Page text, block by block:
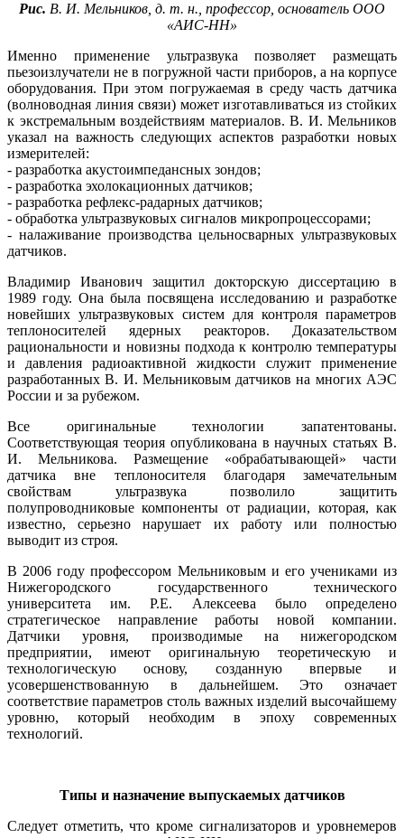
Рис. В. И. Мельников, д. т. н., профессор, основатель ООО
«АИС-НН»
Именно применение ультразвука позволяет размещать
пьезоизлучатели не в погружной части приборов, а на корпусе
оборудования. При этом погружаемая в среду часть датчика
(волноводная линия связи) может изготавливаться из стойких
к экстремальным воздействиям материалов. В. И. Мельников
указал на важность следующих аспектов разработки новых
измерителей:
- разработка акустоимпедансных зондов;
- разработка эхолокационных датчиков;
- разработка рефлекс-радарных датчиков;
- обработка ультразвуковых сигналов микропроцессорами;
- налаживание производства цельносварных ультразвуковых
датчиков.
Владимир Иванович защитил докторскую диссертацию в
1989 году. Она была посвящена исследованию и разработке
новейших ультразвуковых систем для контроля параметров
теплоносителей ядерных реакторов. Доказательством
рациональности и новизны подхода к контролю температуры
и давления радиоактивной жидкости служит применение
разработанных В. И. Мельниковым датчиков на многих АЭС
России и за рубежом.
Все оригинальные технологии запатентованы.
Соответствующая теория опубликована в научных статьях В.
И. Мельникова. Размещение «обрабатывающей» части
датчика вне теплоносителя благодаря замечательным
свойствам ультразвука позволило защитить
полупроводниковые компоненты от радиации, которая, как
известно, серьезно нарушает их работу или полностью
выводит из строя.
В 2006 году профессором Мельниковым и его учениками из
Нижегородского государственного технического
университета им. Р.Е. Алексеева было определено
стратегическое направление работы новой компании.
Датчики уровня, производимые на нижегородском
предприятии, имеют оригинальную теоретическую и
технологическую основу, созданную впервые и
усовершенствованную в дальнейшем. Это означает
соответствие параметров столь важных изделий высочайшему
уровню, который необходим в эпоху современных
технологий.
Типы и назначение выпускаемых датчиков
Следует отметить, что кроме сигнализаторов и уровнемеров